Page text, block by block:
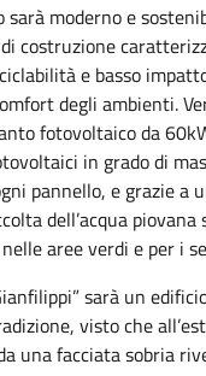
sarà moderno e
costruzione
e basso
degli ambienti.
fotovoltaico da
in grado di
pannello, e grazie a
dell’acqua
aree verdi e per i
sarà un
visto che
una facciata sobria